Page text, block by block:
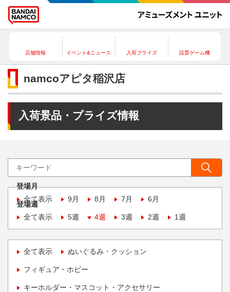
店舗情報 イベント&ニュース 入荷プライズ 設置ゲーム機
namcoアピタ稲沢店
入荷景品・プライズ情報
登場月
全て表示
9月 8月 7月 6月
登場週
全て表示
5週 4週 3週 2週 1週
全て表示 ぬいぐるみ・クッション
フィギュア・ホビー
キーホルダー・マスコット・アクセサリー